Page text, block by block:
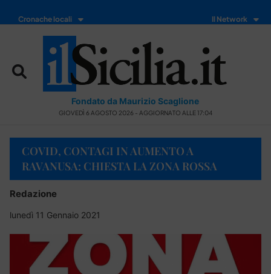
Cronache locali Il Network
Fondato da Maurizio Scaglione
GIOVEDÌ 6 AGOSTO 2026 - AGGIORNATO ALLE 17:04
COVID, CONTAGI IN AUMENTO A
RAVANUSA: CHIESTA LA ZONA ROSSA
Redazione
lunedì 11 Gennaio 2021